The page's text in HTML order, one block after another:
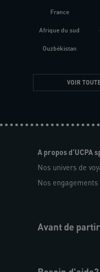
France
Afrique du sud
Ouzbékistan
VOIR
A propos d'UCPA
Nos univers de
Nos
Avant de partir